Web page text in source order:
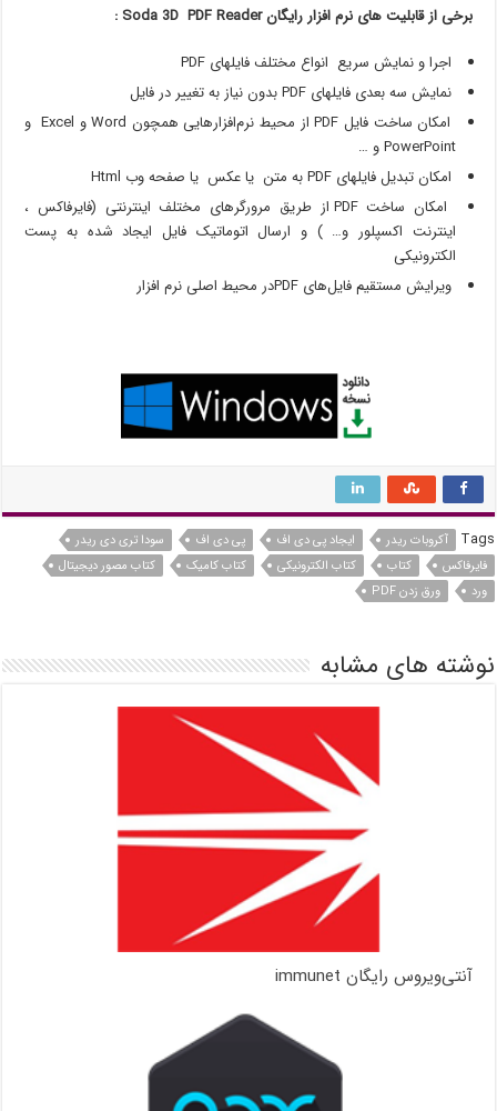
برخی از قابلیت های نرم افزار رایگان Soda 3D PDF Reader :
اجرا و نمایش سریع انواع مختلف فایلهای PDF
نمایش سه بعدی فایلهای PDF بدون نیاز به تغییر در فایل
امکان ساخت فایل PDF‌ از محیط نرم‌افزارهایی همچون Word و Excel و
PowerPoint و …
امکان تبدیل فایلهای PDF به متن یا عکس یا صفحه وب Html
امکان ساخت PDF از طریق مرورگرهای مختلف اینترنتی (فایرفاکس ،
اینترنت اکسپلور و… ) و ارسال اتوماتیک فایل ایجاد شده به پست
الکترونیکی
ویرایش مستقیم فایل‌های PDF‌در محیط اصلی نرم افزار
Tags آکروبات ریدر ایجاد پی دی اف پی دی اف
سودا تری دی ریدر
فایرفاکس
کتاب کتاب الکترونیکی کتاب کامیک
کتاب مصور دیجیتال
ورد
ورق زدن PDF
نوشته های مشابه
آنتی‌ویروس رایگان immunet